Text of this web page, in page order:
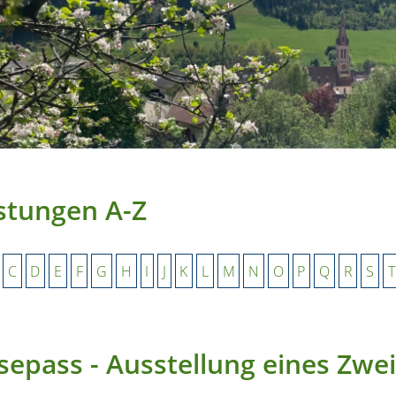
A-Z
C D E F G H I J K L M N O P Q R S T
- Ausstellung eines